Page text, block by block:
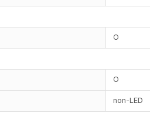
O
O
non-LED